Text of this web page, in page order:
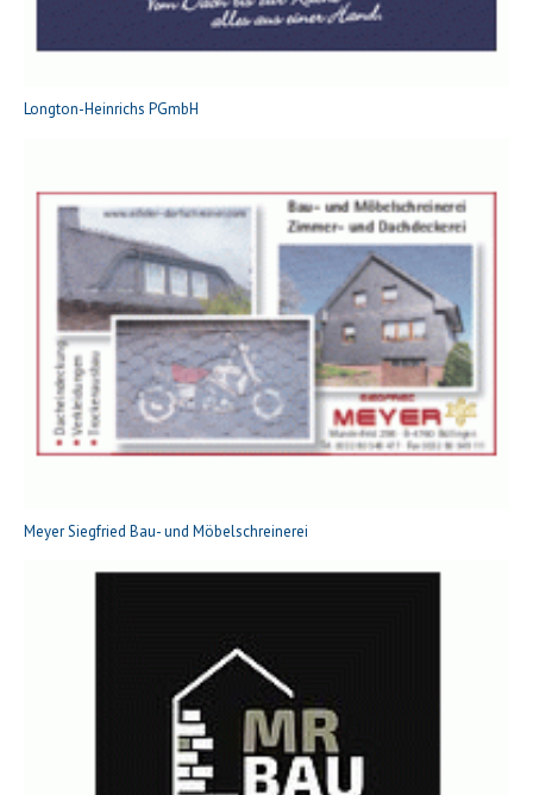
Longton-Heinrichs PGmbH
Meyer Siegfried Bau- und Möbelschreinerei